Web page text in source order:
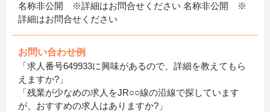
名称非公開 ※詳細はお問合せください 名称非公開 ※
詳細はお問合せください
お問い合わせ例
「求人番号649933に興味があるので、詳細を教えてもら
えますか?」
「残業が少なめの求人をJR○○線の沿線で探しています
が、おすすめの求人はありますか?」